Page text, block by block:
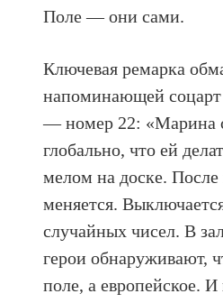
Поле — они сами.
Ключевая ремарка
напоминающей
— номер 22: «Марина
глобально, что ей
мелом на доске. После
меняется.
случайных чисел. В
герои обнаруживают,
поле, а европейское.